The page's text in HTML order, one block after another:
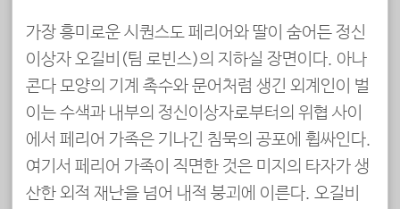
가장 흥미로운 시퀀스도 페리어와 딸이 숨어든 정신
이상자 오길비(팀 로빈스)의 지하실 장면이다. 아나
콘다 모양의 기계 촉수와 문어처럼 생긴 외계인이 벌
이는 수색과 내부의 정신이상자로부터의 위협 사이
에서 페리어 가족은 기나긴 침묵의 공포에 휩싸인다.
여기서 페리어 가족이 직면한 것은 미지의 타자가 생
산한 외적 재난을 넘어 내적 붕괴에 이른다. 오길비